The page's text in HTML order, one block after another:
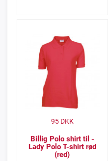
Billig Polo shirt til -
Lady Polo T-shirt rød
(red)
95DKK